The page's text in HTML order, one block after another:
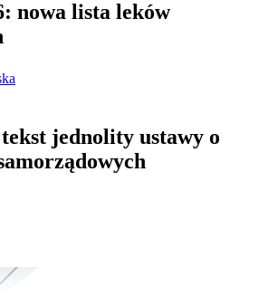
nowa lista leków
jednolity ustawy o